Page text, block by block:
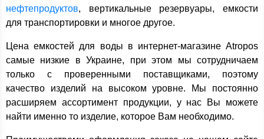
нефтепродуктов, вертикальные резервуары, емкости
для транспортировки и многое другое.
Цена емкостей для воды в интернет-магазине Atropos
самые низкие в Украине, при этом мы сотрудничаем
только с проверенными поставщиками, поэтому
качество изделий на высоком уровне. Мы постоянно
расширяем ассортимент продукции, у нас Вы можете
найти именно то изделие, которое Вам необходимо.